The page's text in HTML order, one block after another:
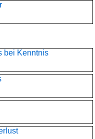
bei Kenntnis